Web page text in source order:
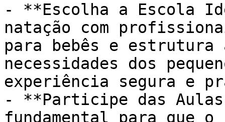
- **Escolha a Escola
natação com
para bebês e estrutura
necessidades dos
experiência segura e
- **Participe das
fundamental para que